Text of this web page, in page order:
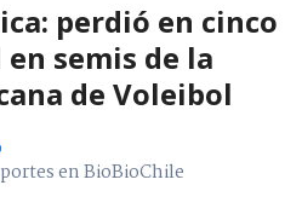
perdió en cinco
semis de la
de Voleibol
en BioBioChile